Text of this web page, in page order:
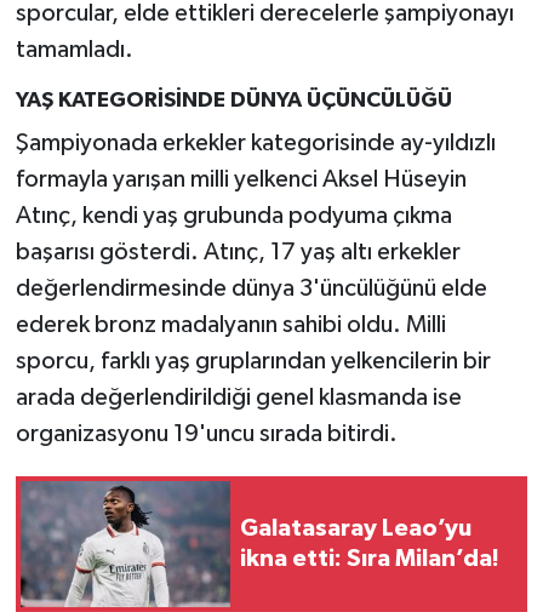
sporcular, elde ettikleri derecelerle şampiyonayı
tamamladı.
YAŞ KATEGORİSİNDE DÜNYA ÜÇÜNCÜLÜĞÜ
Şampiyonada erkekler kategorisinde ay-yıldızlı
formayla yarışan milli yelkenci Aksel Hüseyin
Atınç, kendi yaş grubunda podyuma çıkma
başarısı gösterdi. Atınç, 17 yaş altı erkekler
değerlendirmesinde dünya 3'üncülüğünü elde
ederek bronz madalyanın sahibi oldu. Milli
sporcu, farklı yaş gruplarından yelkencilerin bir
arada değerlendirildiği genel klasmanda ise
organizasyonu 19'uncu sırada bitirdi.
Galatasaray Leao’yu
ikna etti: Sıra Milan’da!